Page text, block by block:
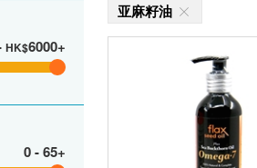
HK$6000+
0-65+
亚麻籽油